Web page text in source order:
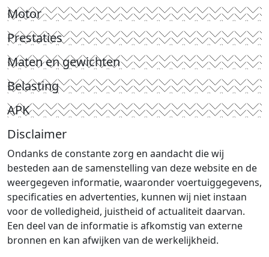
Motor
Prestaties
Maten en gewichten
Belasting
APK
Disclaimer
Ondanks de constante zorg en aandacht die wij
besteden aan de samenstelling van deze website en de
weergegeven informatie, waaronder voertuiggegevens,
specificaties en advertenties, kunnen wij niet instaan
voor de volledigheid, juistheid of actualiteit daarvan.
Een deel van de informatie is afkomstig van externe
bronnen en kan afwijken van de werkelijkheid.